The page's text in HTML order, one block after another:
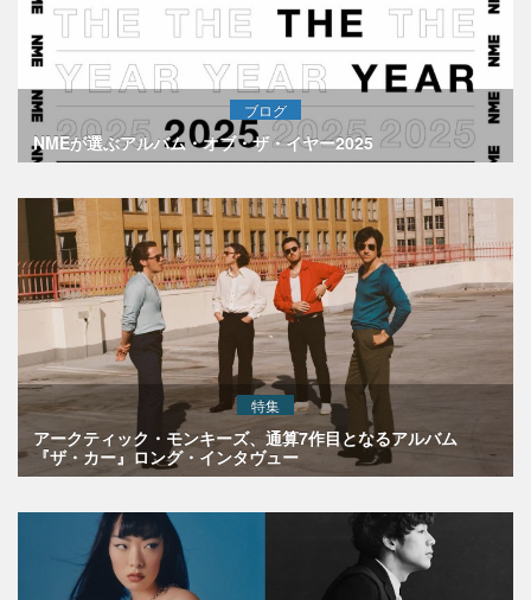
ブログ
NMEが選ぶアルバム・オブ・ザ・イヤー2025
特集
アークティック・モンキーズ、通算7作目となるアルバム
『ザ・カー』ロング・インタヴュー